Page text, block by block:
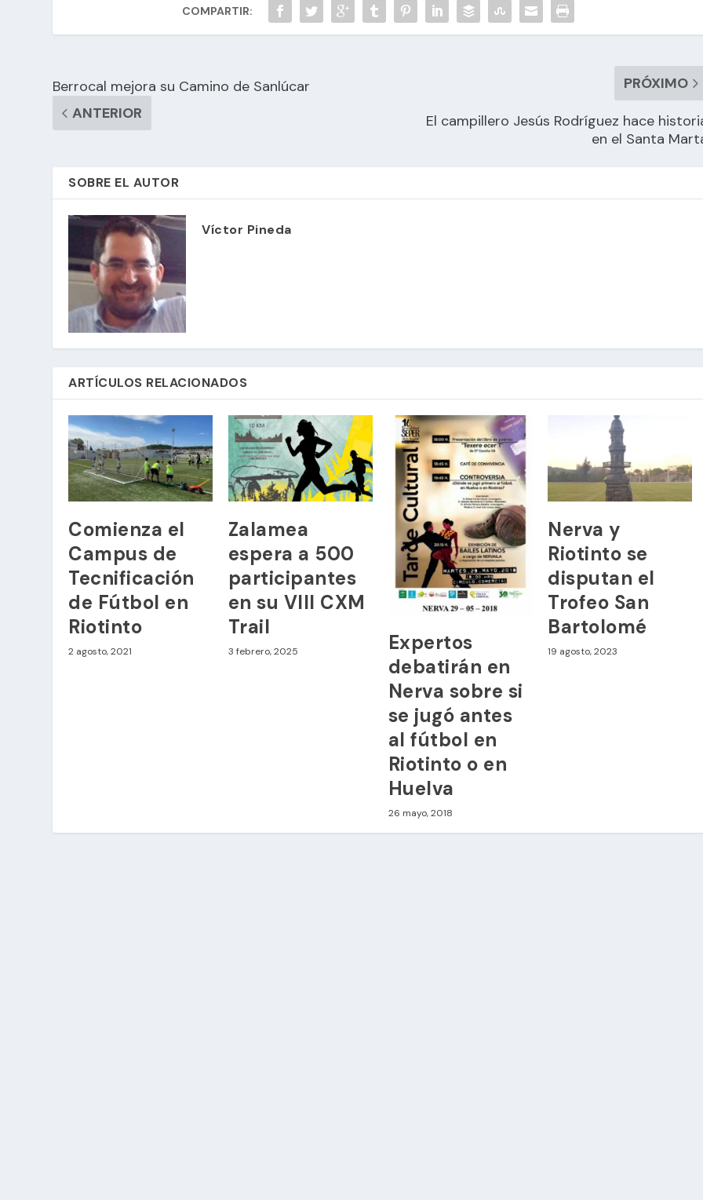
COMPARTIR:
Berrocal mejora su Camino de Sanlúcar
ANTERIOR
PRÓXIMO
El campillero Jesús Rodríguez hace
en el Santa
SOBRE EL AUTOR
Víctor Pineda
ARTÍCULOS RELACIONADOS
Comienza el
Campus de
Tecnificación
de Fútbol en
Riotinto
2 agosto, 2021
Zalamea
espera a 500
participantes
en su VIII CXM
Trail
3 febrero, 2025
Expertos
debatirán en
Nerva sobre si
se jugó antes
al fútbol en
Riotinto o en
Huelva
26 mayo, 2018
Nerva y
Riotinto se
disputan el
Trofeo San
Bartolomé
19 agosto, 2023